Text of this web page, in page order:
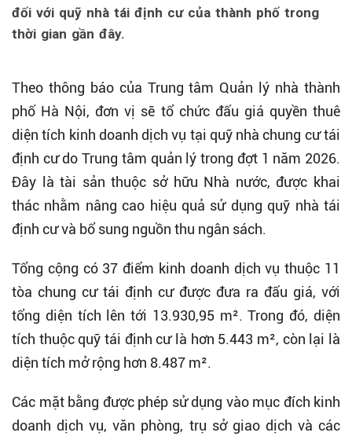
đối với quỹ nhà tái định cư của thành phố trong
thời gian gần đây.
Theo thông báo của Trung tâm Quản lý nhà thành
phố Hà Nội, đơn vị sẽ tổ chức đấu giá quyền thuê
diện tích kinh doanh dịch vụ tại quỹ nhà chung cư tái
định cư do Trung tâm quản lý trong đợt 1 năm 2026.
Đây là tài sản thuộc sở hữu Nhà nước, được khai
thác nhằm nâng cao hiệu quả sử dụng quỹ nhà tái
định cư và bổ sung nguồn thu ngân sách.
Tổng cộng có 37 điểm kinh doanh dịch vụ thuộc 11
tòa chung cư tái định cư được đưa ra đấu giá, với
tổng diện tích lên tới 13.930,95 m². Trong đó, diện
tích thuộc quỹ tái định cư là hơn 5.443 m², còn lại là
diện tích mở rộng hơn 8.487 m².
Các mặt bằng được phép sử dụng vào mục đích kinh
doanh dịch vụ, văn phòng, trụ sở giao dịch và các